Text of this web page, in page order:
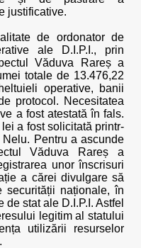
justificative.
de ordonator de
ale D.I.P.I., prin
Văduva Rareș a
totale de 13.476,22
operative, banii
protocol. Necesitatea
a fost atestată în fals.
a fost solicitată printr-
Pentru a ascunde
Văduva Rareș a
unor înscrisuri
a cărei divulgare să
naționale, în
stat ale D.I.P.I. Astfel
legitim al statului
utilizării resurselor